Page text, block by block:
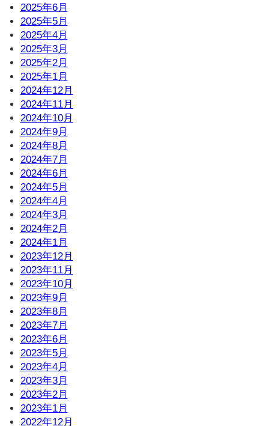
2025年6月
2025年5月
2025年4月
2025年3月
2025年2月
2025年1月
2024年12月
2024年11月
2024年10月
2024年9月
2024年8月
2024年7月
2024年6月
2024年5月
2024年4月
2024年3月
2024年2月
2024年1月
2023年12月
2023年11月
2023年10月
2023年9月
2023年8月
2023年7月
2023年6月
2023年5月
2023年4月
2023年3月
2023年2月
2023年1月
2022年12月